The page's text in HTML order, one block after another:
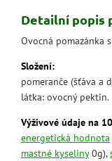
Detailní popis
Ovocná pomazánka
Složení:
pomeranče (šťáva a
látka: ovocný
Výživové údaje na
energetická hodnota
mastné kyseliny0g),